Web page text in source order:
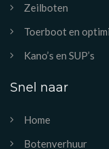
Zeilboten
Toerboot en
Kano’s en SUP’s
Snel naar
Home
Botenverhuur